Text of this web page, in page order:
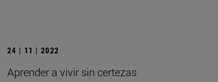
24 | 11 | 2022
Aprender a vivir sin certezas